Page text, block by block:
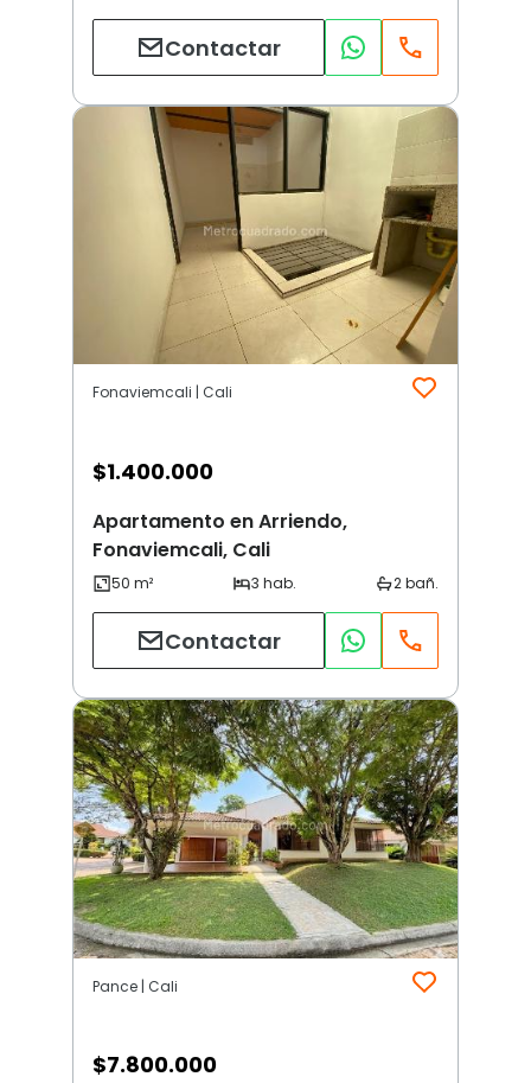
Contactar
Fonaviemcali | Cali
$1.400.000
Apartamento en Arriendo,
Fonaviemcali, Cali
Contactar
Pance | Cali
$7.800.000